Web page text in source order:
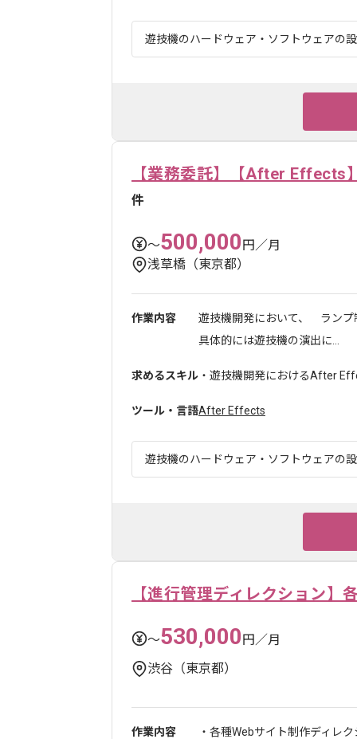
遊技機のハードウェア・ソフトウェアの
【業務委託】【After Effects
件
〜500,000円／月
浅草橋（東京都）
作業内容
遊技機開発において、 ランプ
具体的には遊技機の演出に...
求めるスキル ・遊技機開発におけるAfter
ツール・言語After Effects
遊技機のハードウェア・ソフトウェアの
【進行管理ディレクション】
〜530,000円／月
渋谷（東京都）
作業内容 ・各種Webサイト制作ディレ